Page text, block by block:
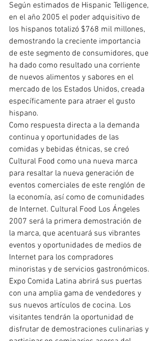
Según estimados de Hispanic Telligence,
en el año 2005 el poder adquisitivo de
los hispanos totalizó $768 mil millones,
demostrando la creciente importancia
de este segmento de consumidores, que
ha dado como resultado una corriente
de nuevos alimentos y sabores en el
mercado de los Estados Unidos, creada
específicamente para atraer el gusto
hispano.
Como respuesta directa a la demanda
continua y oportunidades de las
comidas y bebidas étnicas, se creó
Cultural Food como una nueva marca
para resaltar la nueva generación de
eventos comerciales de este renglón de
la economía, así como de comunidades
de Internet. Cultural Food Los Ángeles
2007 será la primera demostración de
la marca, que acentuará sus vibrantes
eventos y oportunidades de medios de
Internet para los compradores
minoristas y de servicios gastronómicos.
Expo Comida Latina abrirá sus puertas
con una amplia gama de vendedores y
sus nuevos artículos de cocina. Los
visitantes tendrán la oportunidad de
disfrutar de demostraciones culinarias y